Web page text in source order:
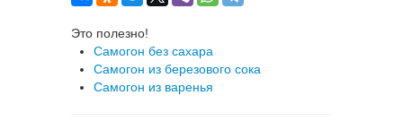
Это полезно!
Самогон без сахара
Самогон из березового сока
Самогон из варенья